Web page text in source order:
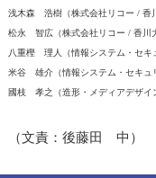
浅木森 浩樹（株式会社リコー / 香
松永 智広（株式会社リコー / 香川
八重樫 理人（情報システム・セキ
米谷 雄介（情報システム・セキュ
國枝 孝之（造形・メディアデザイ
（文責：後藤田 中）